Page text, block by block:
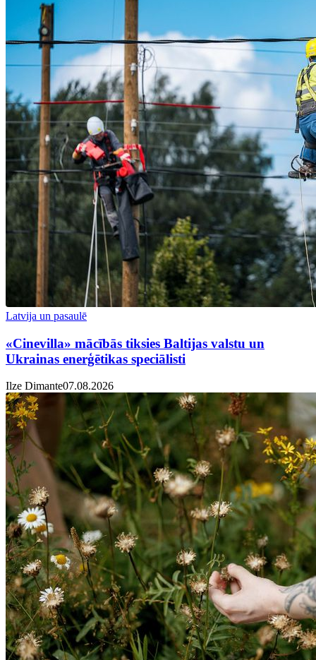
Latvija un pasaulē
«Cinevilla» mācībās tiksies Baltijas valstu un
Ukrainas enerģētikas speciālisti
Ilze Dimante07.08.2026